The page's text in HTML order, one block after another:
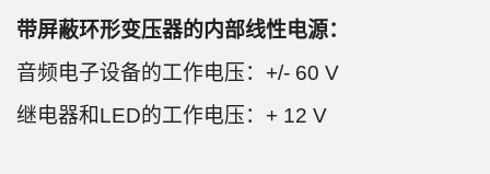
带屏蔽环形变压器的内部线性电源：
音频电子设备的工作电压：+/- 60 V
继电器和LED的工作电压：+ 12 V